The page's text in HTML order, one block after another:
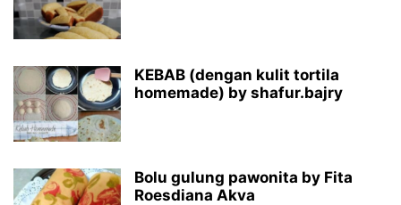
KEBAB (dengan kulit tortila
homemade) by shafur.bajry
Bolu gulung pawonita by Fita
Roesdiana Akva